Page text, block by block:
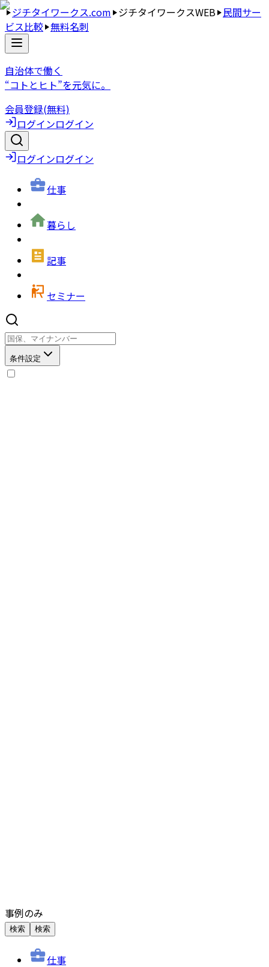
ジチタイワークス.com ジチタイワークスWEB 民間サー
ビス比較 無料名刺
自治体で働く
“コトとヒト”を元気に。
会員登録(無料)
ログインログイン
ログインログイン
仕事
暮らし
記事
セミナー
条件設定
事例のみ
検索 検索
仕事